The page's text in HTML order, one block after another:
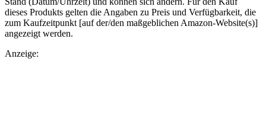
dieses Produkts gelten die Angaben zu Preis und Verfügbarkeit, die
zum Kaufzeitpunkt [auf der/den maßgeblichen Amazon-Website(s)]
angezeigt werden.
Anzeige: